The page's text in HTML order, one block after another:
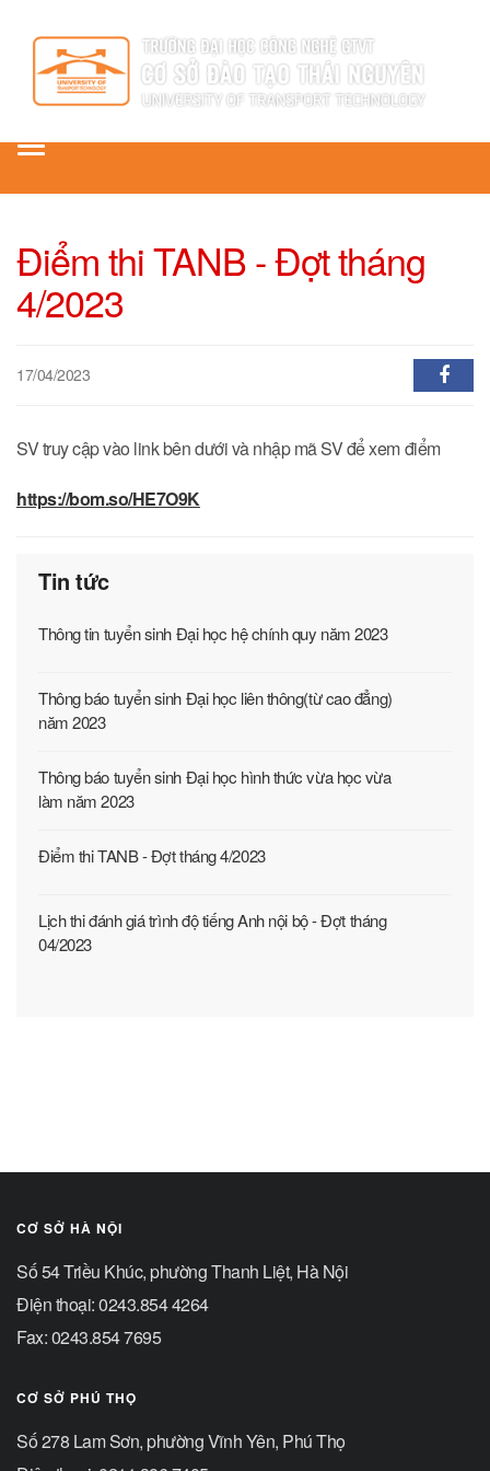
Toggle
Điểm thi TANB - Đợt tháng
4/2023
17/04/2023
SV truy cập vào link bên dưới và nhập mã SV để xem điểm
https://bom.so/HE7O9K
Tin tức
Thông tin tuyển sinh Đại học hệ chính quy năm 2023
Thông báo tuyển sinh Đại học liên thông(từ cao đẳng)
năm 2023
Thông báo tuyển sinh Đại học hình thức vừa học vừa
làm năm 2023
Điểm thi TANB - Đợt tháng 4/2023
Lịch thi đánh giá trình độ tiếng Anh nội bộ - Đợt tháng
04/2023
CƠ SỞ HÀ NỘI
Số 54 Triều Khúc, phường Thanh Liệt, Hà Nội
Điện thoại: 0243.854 4264
Fax: 0243.854 7695
CƠ SỞ PHÚ THỌ
Số 278 Lam Sơn, phường Vĩnh Yên, Phú Thọ